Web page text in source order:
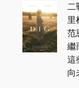
二
里
范
繼
這
向